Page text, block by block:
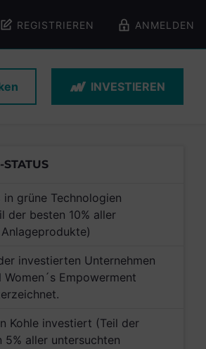
REGISTRIEREN ANMELDEN
INVESTIEREN
in grüne Technologien
der besten 10% aller
investierten Unternehmen
Women´s Empowerment
Kohle investiert (Teil der
5% aller untersuchten